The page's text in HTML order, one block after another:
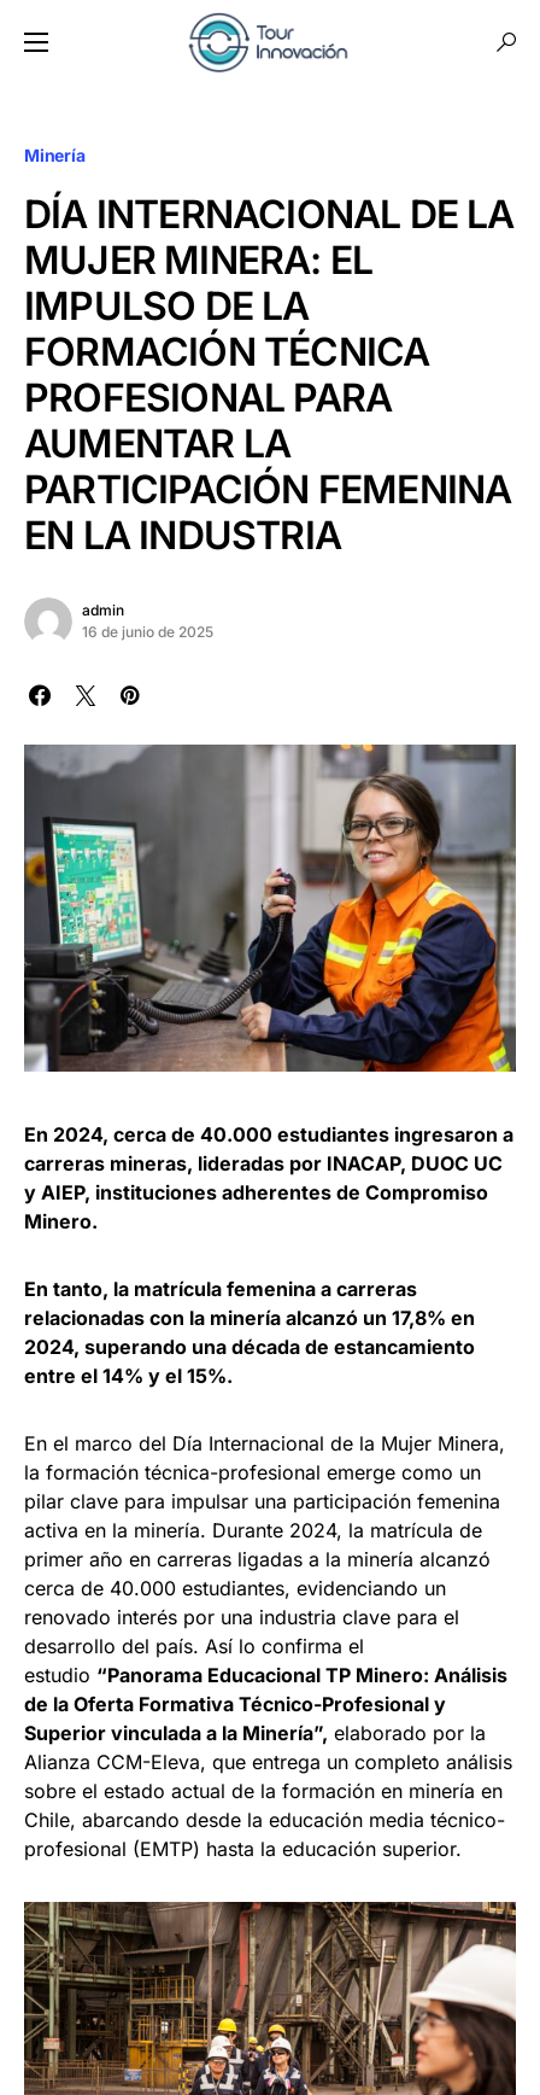
Minería
DÍA INTERNACIONAL DE LA
MUJER MINERA: EL
IMPULSO DE LA
FORMACIÓN TÉCNICA
PROFESIONAL PARA
AUMENTAR LA
PARTICIPACIÓN FEMENINA
EN LA INDUSTRIA
admin
16 de junio de 2025
En 2024, cerca de 40.000 estudiantes ingresaron a
carreras mineras, lideradas por INACAP, DUOC UC
y AIEP, instituciones adherentes de Compromiso
Minero.
En tanto, la matrícula femenina a carreras
relacionadas con la minería alcanzó un 17,8% en
2024, superando una década de estancamiento
entre el 14% y el 15%.
En el marco del Día Internacional de la Mujer Minera,
la formación técnica-profesional emerge como un
pilar clave para impulsar una participación femenina
activa en la minería. Durante 2024, la matrícula de
primer año en carreras ligadas a la minería alcanzó
cerca de 40.000 estudiantes, evidenciando un
renovado interés por una industria clave para el
desarrollo del país. Así lo confirma el
estudio “Panorama Educacional TP Minero: Análisis
de la Oferta Formativa Técnico-Profesional y
Superior vinculada a la Minería”, elaborado por la
Alianza CCM-Eleva, que entrega un completo análisis
sobre el estado actual de la formación en minería en
Chile, abarcando desde la educación media técnico-
profesional (EMTP) hasta la educación superior.